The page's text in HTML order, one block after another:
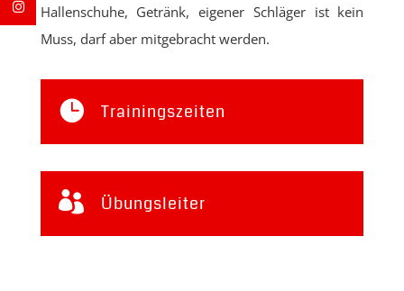
Hallenschuhe, Getränk, eigener Schläger ist kein
Muss, darf aber mitgebracht werden.
 Trainingszeiten
 Übungsleiter